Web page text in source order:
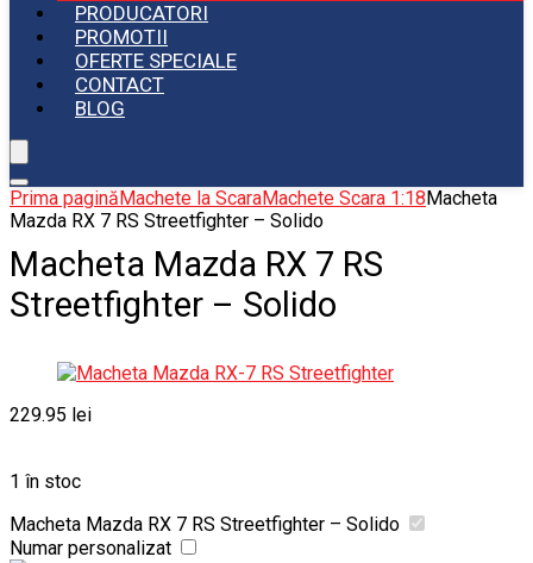
PRODUCATORI
PROMOTII
OFERTE SPECIALE
CONTACT
BLOG
Prima paginăMachete la ScaraMachete Scara 1:18Macheta
Mazda RX 7 RS Streetfighter – Solido
Macheta Mazda RX 7 RS
Streetfighter – Solido
229.95 lei
1 în stoc
Macheta Mazda RX 7 RS Streetfighter – Solido
Numar personalizat